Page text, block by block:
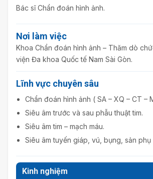
Bác sĩ Chẩn đoán hình ảnh.
Nơi làm việc
Khoa Chẩn đoán hình ảnh – Thăm dò
viện Đa khoa Quốc tế Nam Sài Gòn.
Lĩnh vực chuyên sâu
Chẩn đoán hình ảnh ( SA – XQ – CT –
Siêu âm trước và sau phẫu thuật tim.
Siêu âm tim – mạch máu.
Siêu âm tuyến giáp, vú, bụng, sản phụ
Kinh nghiệm